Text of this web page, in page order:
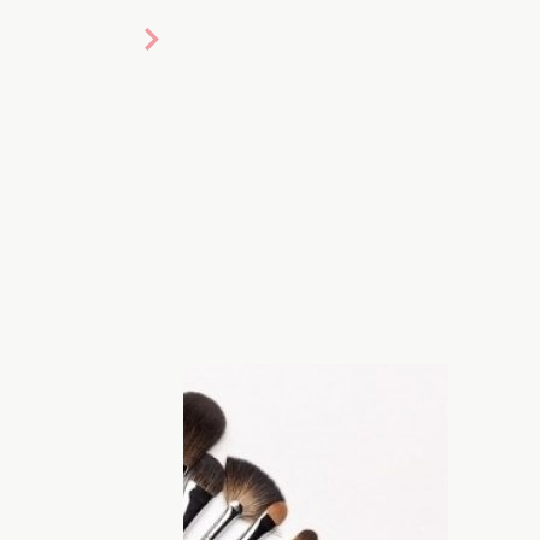
служить долго. Главное, уделять им
уход. Как правильно ухаживать
редакция ХОЧУ.ua.